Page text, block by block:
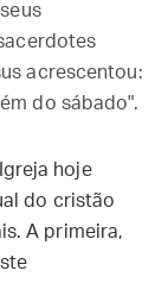
acrescentou:
do sábado".
hoje
do cristão
A primeira,